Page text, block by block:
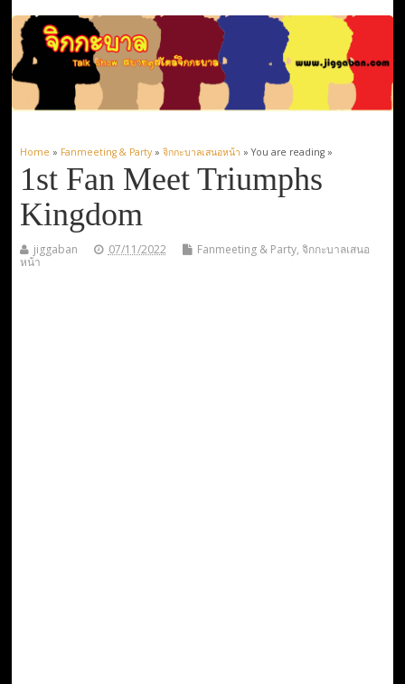
Home » Fanmeeting & Party» จิกกะบาลเสนอหน้า » You are reading »
1st Fan Meet Triumphs
Kingdom
jiggaban 07/11/2022 Fanmeeting & Party, จิกกะบาลเสนอ
หน้า